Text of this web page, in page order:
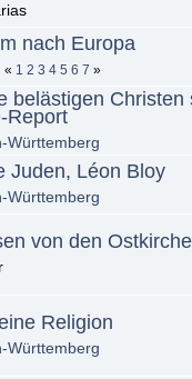
nach Europa
« 1 2 3 4 5 6 7 »
belästigen Christen
Report
Württemberg
Juden, Léon Bloy
Württemberg
von den
Religion
Württemberg